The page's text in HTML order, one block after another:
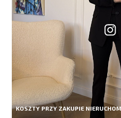
KOSZTY PRZY ZAKUPIE